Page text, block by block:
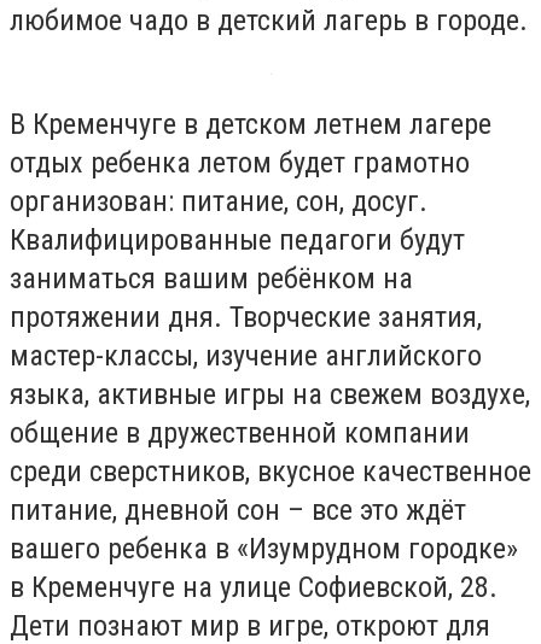
любимое чадо в детский лагерь в городе.
В Кременчуге в детском летнем лагере
отдых ребенка летом будет грамотно
организован: питание, сон, досуг.
Квалифицированные педагоги будут
заниматься вашим ребёнком на
протяжении дня. Творческие занятия,
мастер-классы, изучение английского
языка, активные игры на свежем воздухе,
общение в дружественной компании
среди сверстников, вкусное качественное
питание, дневной сон – все это ждёт
вашего ребенка в «Изумрудном городке»
в Кременчуге на улице Софиевской, 28.
Дети познают мир в игре, откроют для